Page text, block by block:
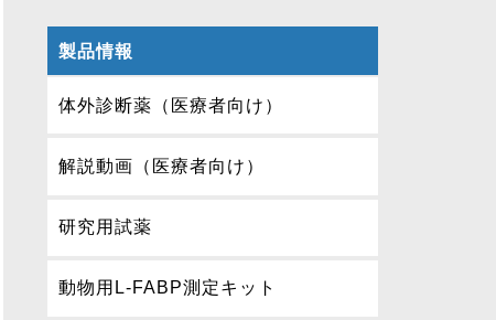
製品情報
体外診断薬（医療者向け）
解説動画（医療者向け）
研究用試薬
動物用L-FABP測定キット